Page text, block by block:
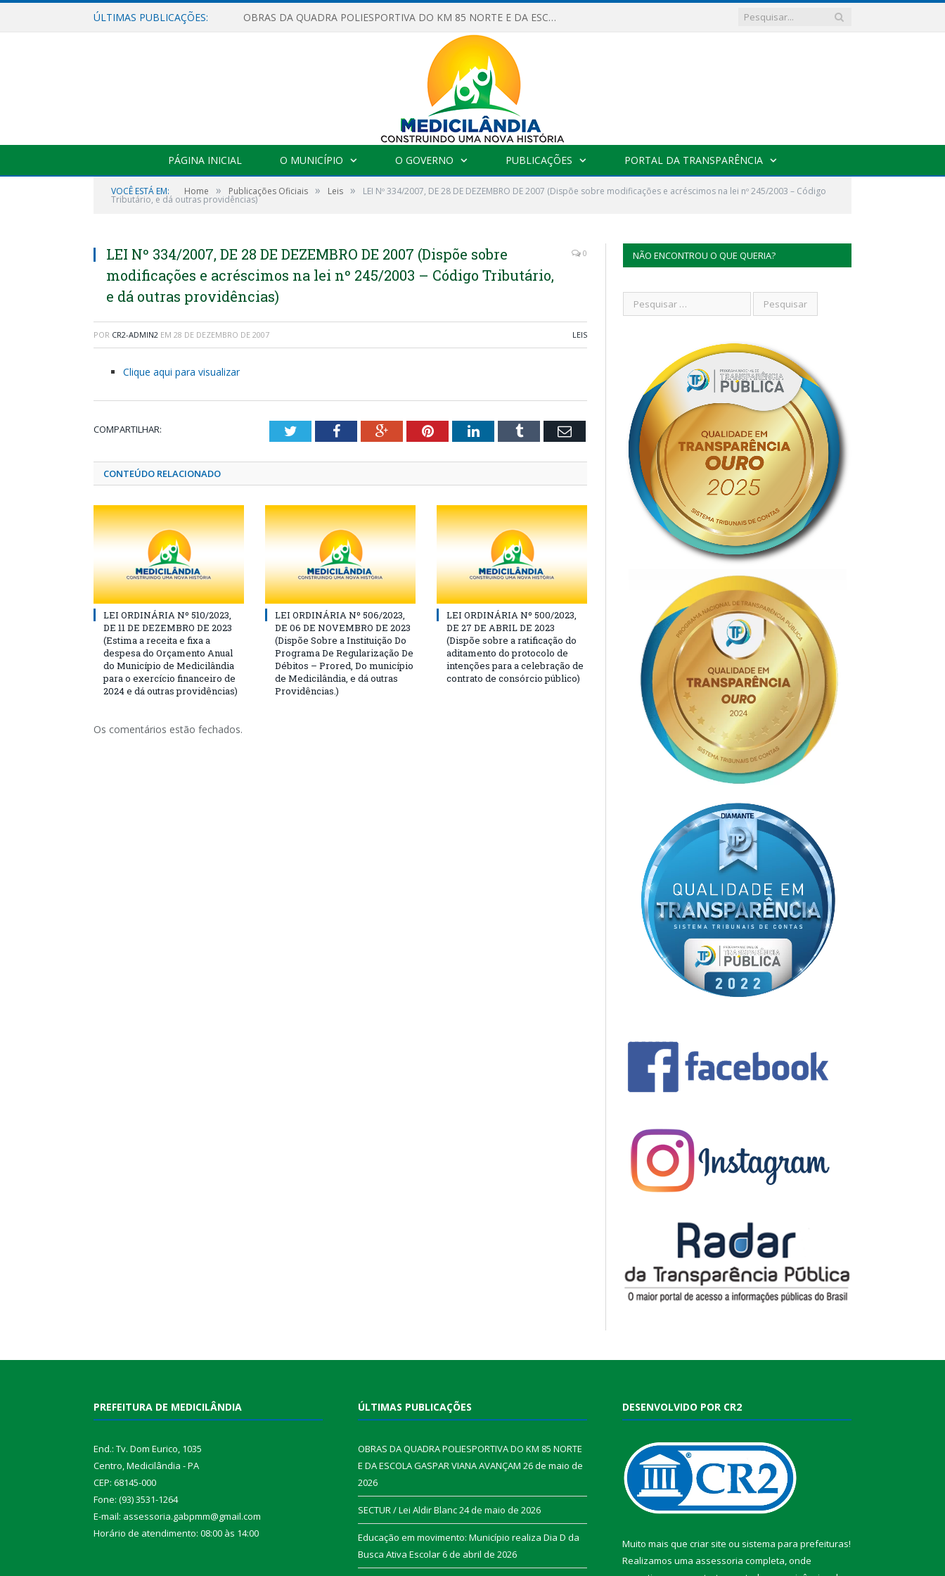
ÚLTIMAS PUBLICAÇÕES: OBRAS DA QUADRA POLIESPORTIVA DO KM 85 NORTE E DA ESCOLA GASPAR VIANA AVANÇAM
PÁGINA INICIAL O MUNICÍPIO O GOVERNO PUBLICAÇÕES PORTAL DA TRANSPARÊNCIA
VOCÊ ESTÁ EM: Home » Publicações Oficiais » Leis » LEI Nº 334/2007, DE 28 DE DEZEMBRO DE 2007 (Dispõe sobre modificações e acréscimos na lei nº 245/2003 – Código
Tributário, e dá outras providências)
LEI Nº 334/2007, DE 28 DE DEZEMBRO DE 2007 (Dispõe sobre
modificações e acréscimos na lei nº 245/2003 – Código Tributário,
e dá outras providências)
0
POR CR2-ADMIN2 EM 28 DE DEZEMBRO DE 2007 LEIS
Clique aqui para visualizar
COMPARTILHAR: TwitterFacebookGoogle+PinterestLinkedInTumblr Email
CONTEÚDO RELACIONADO
LEI ORDINÁRIA Nº 510/2023,
DE 11 DE DEZEMBRO DE 2023
(Estima a receita e fixa a
despesa do Orçamento Anual
do Município de Medicilândia
para o exercício financeiro de
2024 e dá outras providências)
LEI ORDINÁRIA Nº 506/2023,
DE 06 DE NOVEMBRO DE 2023
(Dispõe Sobre a Instituição Do
Programa De Regularização De
Débitos – Prored, Do município
de Medicilândia, e dá outras
Providências.)
LEI ORDINÁRIA Nº 500/2023,
DE 27 DE ABRIL DE 2023
(Dispõe sobre a ratificação do
aditamento do protocolo de
intenções para a celebração de
contrato de consórcio público)
Os comentários estão fechados.
NÃO ENCONTROU O QUE QUERIA?
PREFEITURA DE MEDICILÂNDIA
End.: Tv. Dom Eurico, 1035
Centro, Medicilândia - PA
CEP: 68145-000
Fone: (93) 3531-1264
E-mail: assessoria.gabpmm@gmail.com
Horário de atendimento: 08:00 às 14:00
ÚLTIMAS PUBLICAÇÕES
OBRAS DA QUADRA POLIESPORTIVA DO KM 85 NORTE
E DA ESCOLA GASPAR VIANA AVANÇAM 26 de maio de
2026
SECTUR / Lei Aldir Blanc24 de maio de 2026
Educação em movimento: Município realiza Dia D da
Busca Ativa Escolar6 de abril de 2026
DESENVOLVIDO POR CR2
Muito mais que criar site ou sistema para prefeituras!
Realizamos uma assessoria completa, onde